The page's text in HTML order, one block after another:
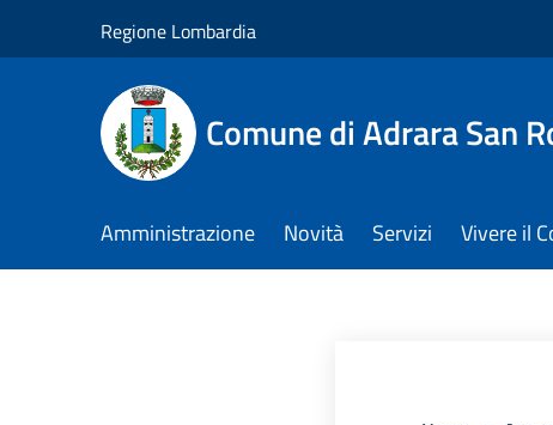
Regione Lombardia
Comune di Adrara San
Amministrazione Novità Servizi Vivere il